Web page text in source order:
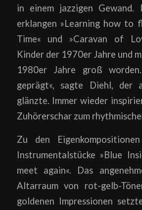
in einem jazzigen Gewand.
erklangen »Learning how to
Time« und »Caravan of
Kinder der 1970er Jahre und
1980er Jahre groß
geprägt«, sagte Diehl, der
glänzte. Immer wieder
Zuhörerschar zum
Zu den
Instrumentalstücke »Blue
meet again«. Das
Altarraum von rot-gelb-
goldenen Impressionen